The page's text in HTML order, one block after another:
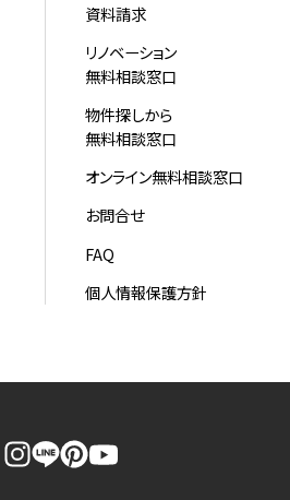
資料請求
リノベーション
無料相談窓口
物件探しから
無料相談窓口
オンライン無料相談窓口
お問合せ
FAQ
個人情報保護方針